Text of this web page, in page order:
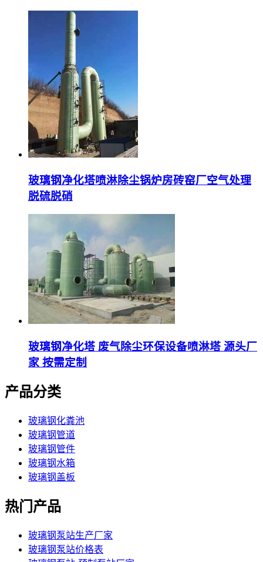
玻璃钢净化塔喷淋除尘锅炉房砖窑厂空气处理
脱硫脱硝
玻璃钢净化塔 废气除尘环保设备喷淋塔 源头厂
家 按需定制
产品分类
玻璃钢化粪池
玻璃钢管道
玻璃钢管件
玻璃钢水箱
玻璃钢盖板
热门产品
玻璃钢泵站生产厂家
玻璃钢泵站价格表